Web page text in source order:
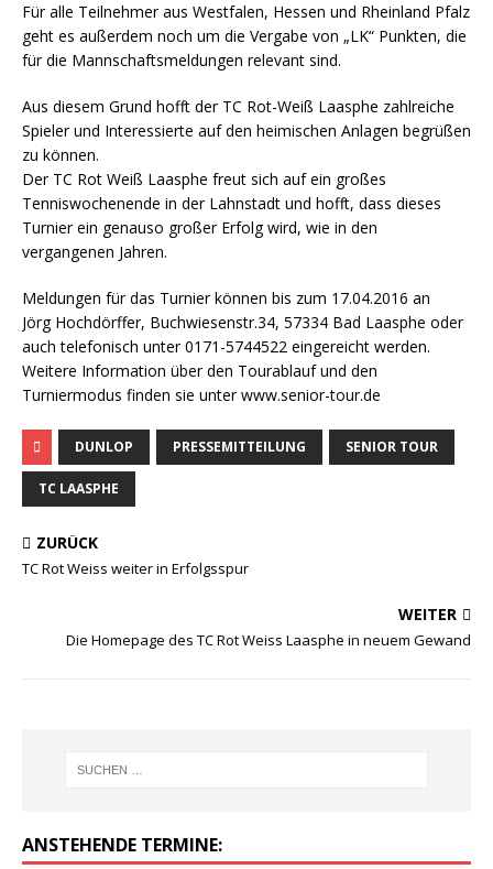
Für alle Teilnehmer aus Westfalen, Hessen und Rheinland Pfalz
geht es außerdem noch um die Vergabe von „LK“ Punkten, die
für die Mannschaftsmeldungen relevant sind.
Aus diesem Grund hofft der TC Rot-Weiß Laasphe zahlreiche
Spieler und Interessierte auf den heimischen Anlagen begrüßen
zu können.
Der TC Rot Weiß Laasphe freut sich auf ein großes
Tenniswochenende in der Lahnstadt und hofft, dass dieses
Turnier ein genauso großer Erfolg wird, wie in den
vergangenen Jahren.
Meldungen für das Turnier können bis zum 17.04.2016 an
Jörg Hochdörffer, Buchwiesenstr.34, 57334 Bad Laasphe oder
auch telefonisch unter 0171-5744522 eingereicht werden.
Weitere Information über den Tourablauf und den
Turniermodus finden sie unter www.senior-tour.de
DUNLOP PRESSEMITTEILUNG SENIOR TOUR
TC LAASPHE
ZURÜCK
TC Rot Weiss weiter in Erfolgsspur
WEITER
Die Homepage des TC Rot Weiss Laasphe in neuem Gewand
ANSTEHENDE TERMINE: